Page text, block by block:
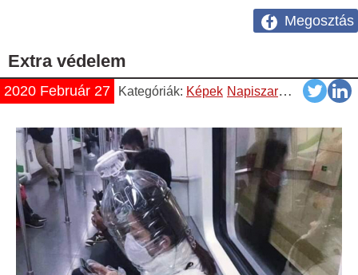
Megosztás
Extra védelem
2020 Február 27 Kategóriák: Képek Napiszar Vicces